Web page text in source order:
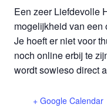
Een zeer Liefdevolle
mogelijkheid van
Je hoeft er niet voor
noch online erbij te
wordt sowieso direct
+ Google Calendar